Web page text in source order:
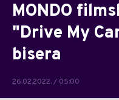
MONDO
"Drive My
bisera
26.02.2022. / 05:00